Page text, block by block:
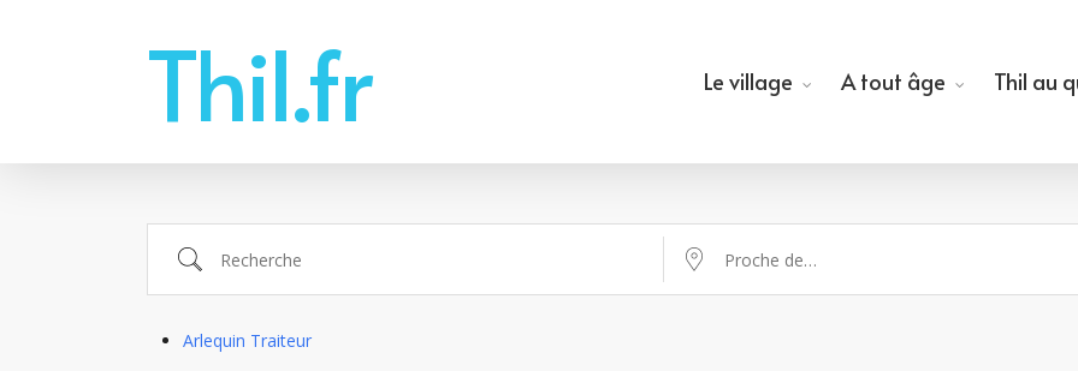
Thil.fr Le village A tout âge Thil au
Recherche Proche de…
Arlequin Traiteur